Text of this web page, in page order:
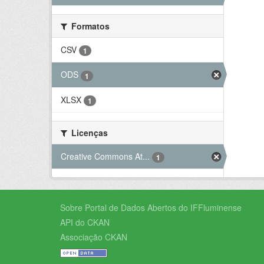
Formatos
CSV
1
ODS 1
XLSX 1
Licenças
Creative Commons At...
1
Sobre Portal de Dados Abertos do IFFluminense
API do CKAN
Associação CKAN